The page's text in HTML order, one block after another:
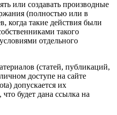
или создавать производные
(полностью или в
когда такие действия были
такого
отдельного
(статей, публикаций,
доступе на сайте
допускается их
будет дана ссылка на